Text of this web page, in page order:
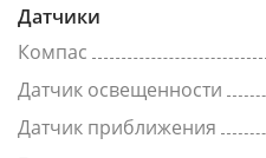
Датчики
Компас
Датчик освещенности
Датчик приближения